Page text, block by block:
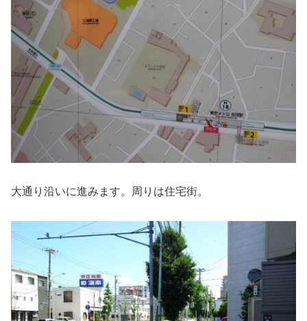
大通り沿いに進みます。周りは住宅街。